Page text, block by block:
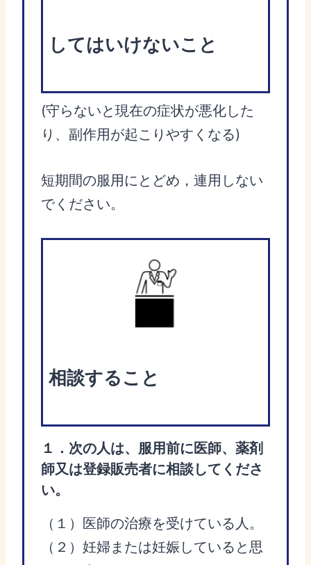
してはいけないこと
(守らないと現在の症状が悪化した
り、副作用が起こりやすくなる)
短期間の服用にとどめ，連用しない
でください。
相談すること
１．次の人は、服用前に医師、薬剤
師又は登録販売者に相談してくださ
い。
（１）医師の治療を受けている人。
（２）妊婦または妊娠していると思